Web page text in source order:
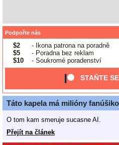
Podpořte nás
$2
- Ikona patrona na poradně
$5
- Poradna bez reklam
$10
- Soukromé poradenství
STAŇTE
Táto kapela má milióny
O tom kam smeruje sucasne AI.
Přejít na článek